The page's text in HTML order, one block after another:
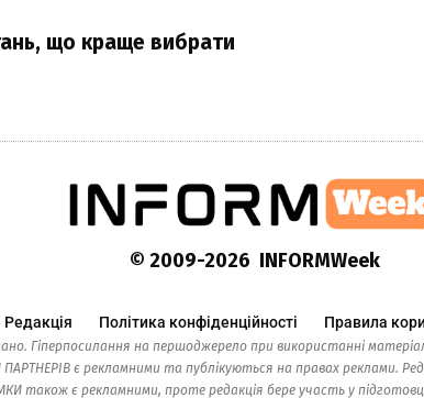
що краще вибрати
© 2009-2026 INFORMWeek
Редакція Політика конфіденційності Правила
Гіперпосилання на першоджерело при використанні
є рекламними та публікуються на правах реклами.
є рекламними, проте редакція бере участь у